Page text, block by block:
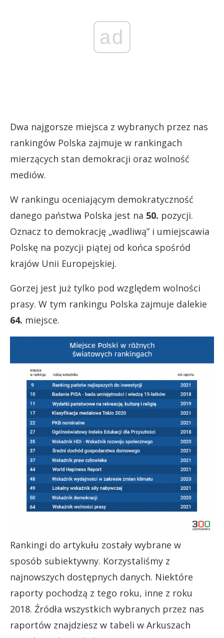
ad
Dwa najgorsze miejsca z wybranych przez nas
rankingów Polska zajmuje w rankingach
mierzących stan demokracji oraz wolność
mediów.
W rankingu oceniającym demokratyczność
danego państwa Polska jest na 50. pozycji.
Oznacz to demokrację „wadliwą” i umiejscawia
Polskę na pozycji piątej od końca spośród
krajów Unii Europejskiej.
Gorzej jest już tylko pod względem wolności
prasy. W tym rankingu Polska zajmuje dalekie
64. miejsce.
Rankingi do artykułu zostały wybrane w
sposób subiektywny. Korzystaliśmy z
najnowszych dostępnych danych. Niektóre
raporty pochodzą z tego roku, inne z roku
2018. Źródła wszystkich wybranych przez nas
raportów znajdziesz w tabeli w Arkuszach